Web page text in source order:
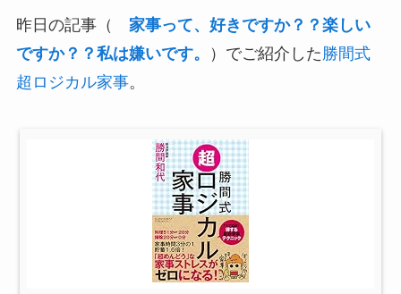
昨日の記事（
家事って、好きですか？？楽しい
ですか？？私は嫌いです。
）でご紹介した勝間式
超ロジカル家事。